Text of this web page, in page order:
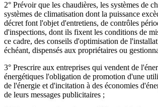
2° Prévoir que les chaudières, les systèmes de
systèmes de climatisation dont la puissance
décret font l'objet d'entretiens, de contrôles
d'inspections, dont ils fixent les conditions de
ce cadre, des conseils d'optimisation de
échéant, dispensés aux propriétaires ou
3° Prescrire aux entreprises qui vendent de
énergétiques l'obligation de promotion d'une
de l'énergie et d'incitation à des économies
de leurs messages publicitaires ;